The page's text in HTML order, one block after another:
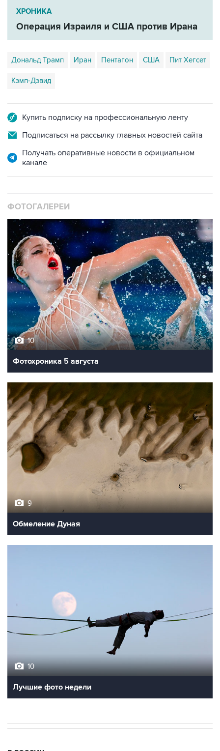
Операция Израиля и США против Ирана
Дональд Трамп Иран Пентагон США Пит Хегсет
Кэмп-Дэвид
Подписаться на рассылку главных новостей сайта
Получать оперативные новости в официальном
10
Фотохроника 5 августа
Обмеление Дуная
Лучшие фото недели